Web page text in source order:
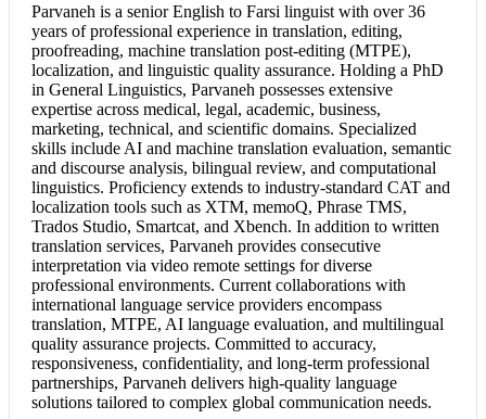
Parvaneh is a seniorEnglish to Farsi linguist with over 36
years of professional experience in translation, editing,
proofreading, machine translation post-editing (MTPE),
localization, and linguistic quality assurance. Holding a PhD
in General Linguistics, Parvaneh possesses extensive
expertise across medical, legal, academic, business,
marketing, technical, and scientific domains. Specialized
skills include AI and machine translation evaluation, semantic
and discourse analysis, bilingual review, and computational
linguistics. Proficiency extends to industry-standard CAT and
localization tools such as XTM, memoQ, Phrase TMS,
Trados Studio, Smartcat, and Xbench. In addition to written
translation services, Parvaneh provides consecutive
interpretation via video remote settings for diverse
professional environments. Current collaborations with
international language service providers encompass
translation, MTPE, AI language evaluation, and multilingual
quality assurance projects. Committed to accuracy,
responsiveness, confidentiality, and long-term professional
partnerships, Parvaneh delivers high-quality language
solutions tailored to complex global communication needs.